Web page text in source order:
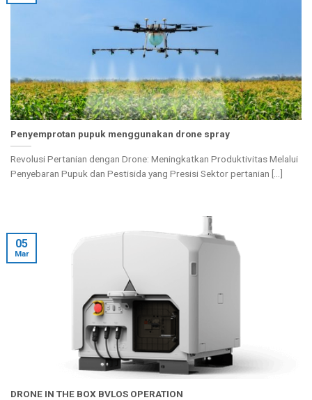
Penyemprotan pupuk menggunakan drone spray
Revolusi Pertanian dengan Drone: Meningkatkan Produktivitas Melalui
Penyebaran Pupuk dan Pestisida yang Presisi Sektor pertanian [...]
DRONE IN THE BOX BVLOS OPERATION
05
Mar